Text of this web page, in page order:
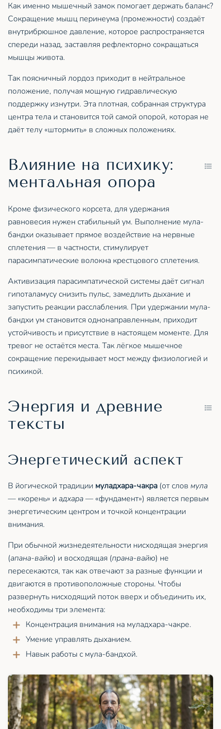
Как именно мышечный замок помогает держать баланс?
Сокращение мышц перинеума (промежности) создаёт
внутрибрюшное давление, которое распространяется
спереди назад, заставляя рефлекторно сокращаться
мышцы живота.
Так поясничный лордоз приходит в нейтральное
положение, получая мощную гидравлическую
поддержку изнутри. Эта плотная, собранная структура
центра тела и становится той самой опорой, которая не
даёт телу «штормить» в сложных положениях.
Влияние на психику:
ментальная опора
Кроме физического корсета, для удержания
равновесия нужен стабильный ум. Выполнение мула-
бандхи оказывает прямое воздействие на нервные
сплетения — в частности, стимулирует
парасимпатические волокна крестцового сплетения.
Активизация парасимпатической системы даёт сигнал
гипоталамусу снизить пульс, замедлить дыхание и
запустить реакции расслабления. При удержании мула-
бандхи ум становится однонаправленным, приходит
устойчивость и присутствие в настоящем моменте. Для
тревог не остаётся места. Так лёгкое мышечное
сокращение перекидывает мост между физиологией и
психикой.
Энергия и древние
тексты
Энергетический аспект
В йогической традиции муладхара-чакра (от слов мула
— «корень» и адхара— «фундамент») является первым
энергетическим центром и точкой концентрации
внимания.
При обычной жизнедеятельности нисходящая энергия
(апана-вайю) и восходящая (прана-вайю) не
пересекаются, так как отвечают за разные функции и
двигаются в противоположные стороны. Чтобы
развернуть нисходящий поток вверх и объединить их,
необходимы три элемента:
Концентрация внимания на муладхара-чакре.
Умение управлять дыханием.
Навык работы с мула-бандхой.